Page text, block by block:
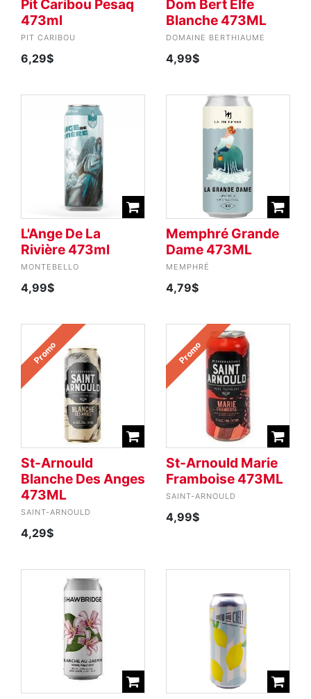
Pit Caribou Pesaq
473ml
PIT CARIBOU
6,29$
Dom Bert Elfe
Blanche 473ML
DOMAINE BERTHIAUME
4,99$
L'Ange De La
Rivière 473ml
MONTEBELLO
4,99$
Memphré Grande
Dame 473ML
MEMPHRÉ
4,79$
Promo
St-Arnould
Blanche Des Anges
473ML
SAINT-ARNOULD
4,29$
Promo
St-Arnould Marie
Framboise 473ML
SAINT-ARNOULD
4,99$